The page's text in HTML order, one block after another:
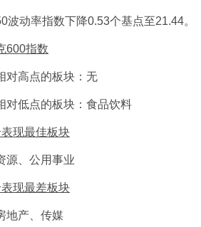
波动率指数下降0.53个基点至21.44。
600指数
对高点的板块：无
对低点的板块：食品饮料
现最佳板块
源、公用事业
现最差板块
地产、传媒